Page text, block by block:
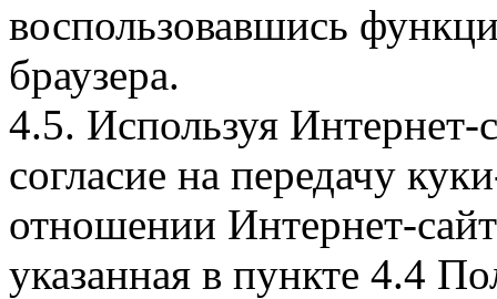
воспользовавшись
браузера.
4.5. Используя Интернет-
согласие на передачу
отношении Интернет-
указанная в пункте 4.4